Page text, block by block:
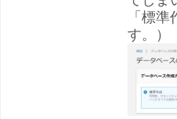
「標
す。）